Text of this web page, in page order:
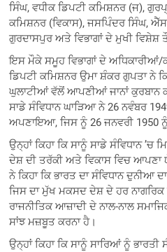
ਸਿੰਘ, ਵਧੀਕ ਡਿਪਟੀ ਕਮਿਸ਼ਨਰ (ਜ),
ਕਮਿਸ਼ਨਰ (ਵਿਕਾਸ), ਜਸਪਿੰਦਰ ਸਿੰਘ,
ਗੁਰਦਾਸਪੁਰ ਅਤੇ ਵਿਭਾਗਾਂ ਦੇ ਮੁਖੀ ਵਿਸ਼ੇਸ਼
ਇਸ ਮੌਕੇ ਸਮੂਹ ਵਿਭਾਗਾਂ ਦੇ
ਡਿਪਟੀ ਕਮਿਸ਼ਨਰ ਉਮਾ ਸ਼ੰਕਰ ਗੁਪਤਾ ਨੇ
ਘੁਲਾਟੀਆਂ ਵੱਲੋਂ ਆਪਣੀਆਂ ਜਾਨਾਂ ਕੁਰਬਾਨ
ਸਾਡੇ ਸੰਵਿਧਾਨ ਘਾੜਿਆ ਨੇ 26 ਨਵੰਬਰ
ਅਪਣਾਇਆ, ਜਿਸ ਨੂੰ 26 ਜਨਵਰੀ 1950
ਉਨ੍ਹਾਂ ਕਿਹਾ ਕਿ ਸਾਨੂੰ ਸਾਡੇ ਸੰਵਿਧਾਨ
ਦੇਸ਼ ਦੀ ਤਰੱਕੀ ਅਤੇ ਵਿਕਾਸ ਵਿਚ ਆਪਣਾ
ਨੇ ਕਿਹਾ ਕਿ ਭਾਰਤ ਦਾ ਸੰਵਿਧਾਨ ਦੁਨੀਆ
ਜਿਸ ਦਾ ਮੁੱਖ ਮਕਸਦ ਦੇਸ਼ ਦੇ ਹਰ
ਰਾਜਨੀਤਿਕ ਆਜ਼ਾਦੀ ਦੇ ਨਾਲ-ਨਾਲ
ਸਾਂਝ ਮਜ਼ਬੂਤ ਕਰਨਾ ਹੈ।
ਉਨ੍ਹਾਂ ਕਿਹਾ ਕਿ ਸਾਨੂੰ ਸਾਰਿਆਂ ਨੂੰ ਭਾਰਤੀ